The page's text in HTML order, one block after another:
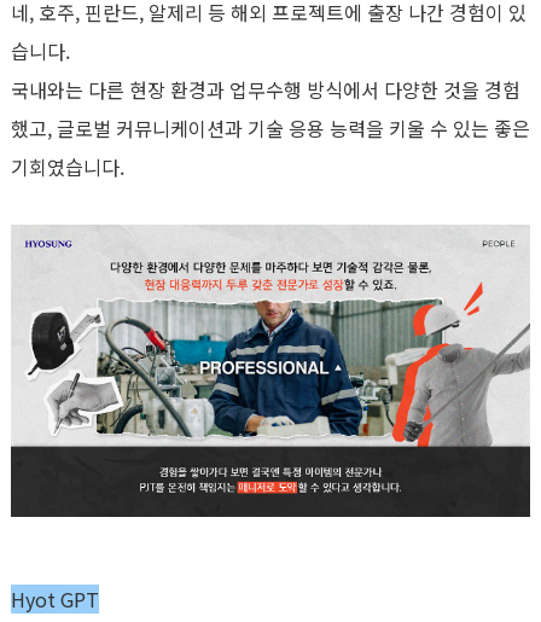
네, 호주, 핀란드, 알제리 등 해외 프로젝트에 출장 나간 경험이 있
습니다.
국내와는 다른 현장 환경과 업무수행 방식에서 다양한 것을 경험
했고,글로벌 커뮤니케이션과 기술 응용 능력을 키울 수 있는 좋은
기회였습니다.
Hyot GPT